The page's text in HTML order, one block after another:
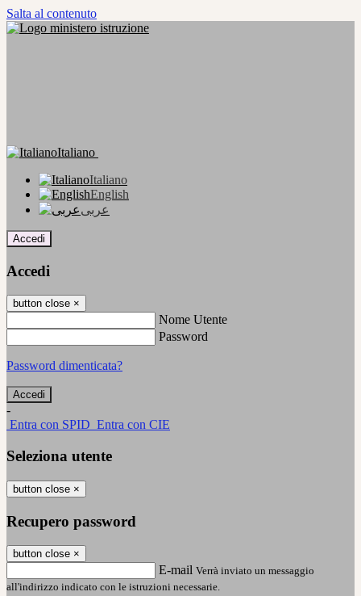
Salta al contenuto
Italiano
Italiano
English
عربى
Accedi
Accedi
button close ×
Nome Utente
Password
Password dimenticata?
-
Entra con SPID Entra con CIE
Seleziona utente
button close ×
Recupero password
button close ×
E-mail Verrà inviato un messaggio
all'indirizzo indicato con le istruzioni necessarie.